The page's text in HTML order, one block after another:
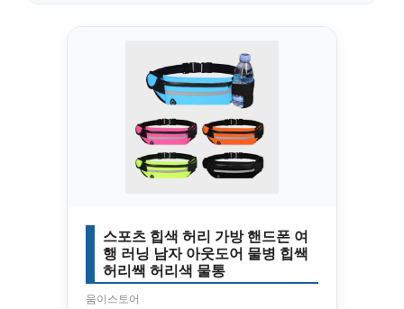
스포츠 힙색 허리 가방 핸드폰 여
행 러닝 남자 아웃도어 물병 힙쌕
허리쌕 허리색 물통
움이스토어